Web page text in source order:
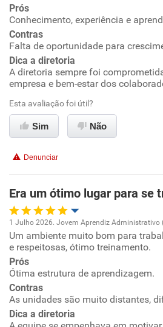
Conciliação com a vida familiar
Benefícios
Recomenda esta empresa
Recomenda a diretoria
Prós
Conhecimento, experiência e
Contras
Falta de oportunidade para
Dica a diretoria
A diretoria sempre foi
empresa e bem-estar dos
Esta avaliação foi útil?
Sim Não
Denunciar
Era um ótimo lugar para se
Oportunidade de promoção
Ambiente de trabalho
Conciliação com a vida familiar
1 Julho 2026. Jovem Aprendiz Administrativo
Um ambiente muito bom para
e respeitosas, ótimo treinamento.
Prós
Ótima estrutura de aprendizagem.
Contras
As unidades são muito distantes,
Dica a diretoria